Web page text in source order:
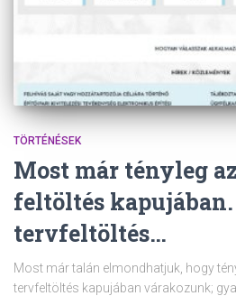
TÖRTÉNÉSEK
Most már tényleg
feltöltés kapujában.
tervfeltöltés…
Most már talán elmondhatjuk, hogy
tervfeltöltés kapujában várakozunk;